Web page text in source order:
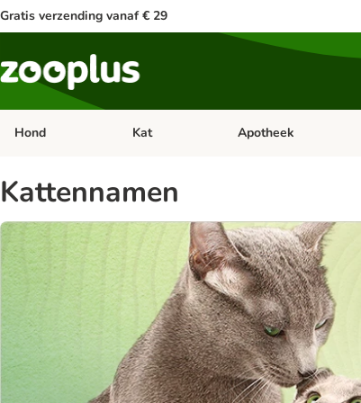
Gratis verzending vanaf € 29
Hond Open categorie menu: Hond
Kat Open categorie menu: Kat
Apotheek
Kattennamen